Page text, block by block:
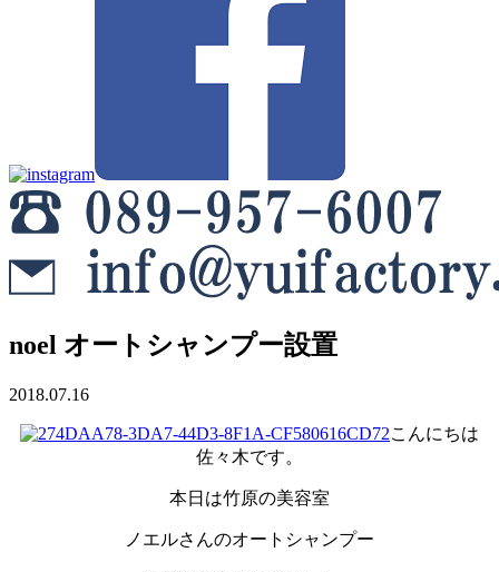
noel オートシャンプー設置
2018.07.16
こんにちは
佐々木です。
本日は竹原の美容室
ノエルさんのオートシャンプー